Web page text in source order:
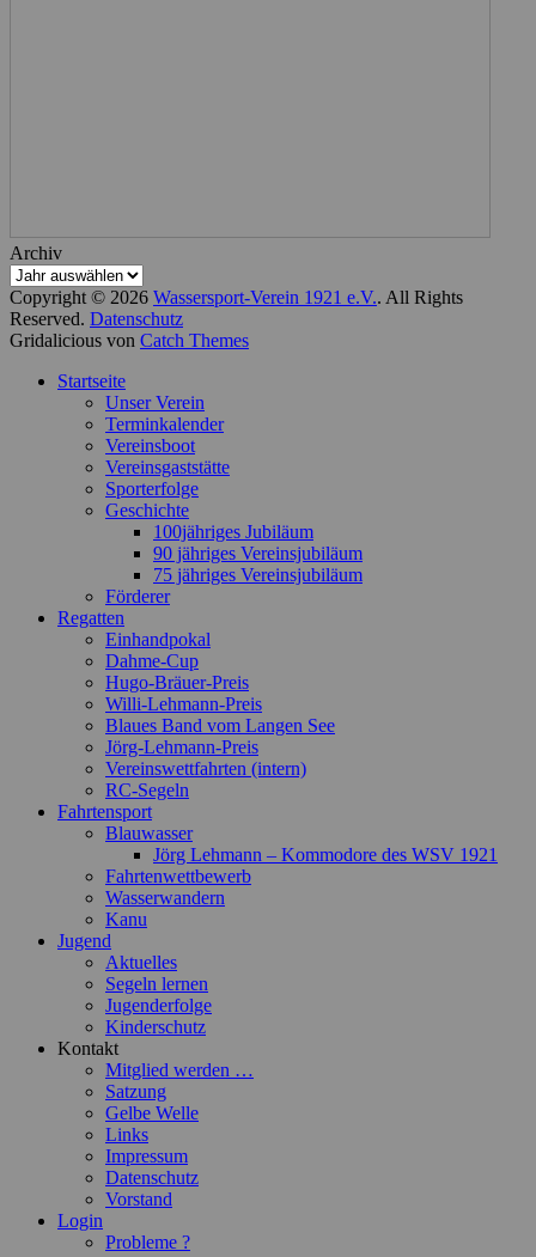
Archiv
Copyright © 2026 Wassersport-Verein 1921 e.V.. All Rights
Reserved. Datenschutz
Gridalicious von Catch Themes
oben
Startseite
Unser Verein
Terminkalender
Vereinsboot
Vereinsgaststätte
Sporterfolge
Geschichte
100jähriges Jubiläum
90 jähriges Vereinsjubiläum
75 jähriges Vereinsjubiläum
Förderer
Regatten
Einhandpokal
Dahme-Cup
Hugo-Bräuer-Preis
Willi-Lehmann-Preis
Blaues Band vom Langen See
Jörg-Lehmann-Preis
Vereinswettfahrten (intern)
RC-Segeln
Fahrtensport
Blauwasser
Jörg Lehmann – Kommodore des WSV 1921
Fahrtenwettbewerb
Wasserwandern
Kanu
Jugend
Aktuelles
Segeln lernen
Jugenderfolge
Kinderschutz
Kontakt
Mitglied werden …
Satzung
Gelbe Welle
Links
Impressum
Datenschutz
Vorstand
Login
Probleme ?